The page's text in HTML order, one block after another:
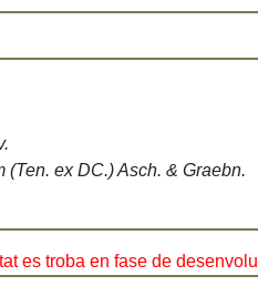
ex DC.) Asch. & Graebn.
es troba en fase de